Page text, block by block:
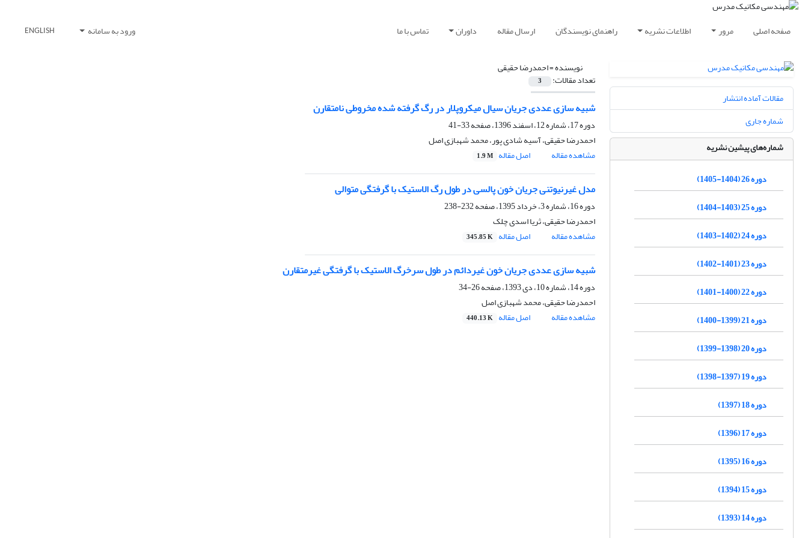
صفحه اصلی مرور اطلاعات نشریه راهنمای نویسندگان ارسال مقاله داوران تماس با ما ورود به سامانه ENGLISH
نویسنده =احمدرضا حقیقی
تعداد مقالات: 3
شبیه سازی عددی جریان سیال میکروپلار در رگ گرفته شده مخروطی نامتقارن
دوره 17، شماره 12، اسفند 1396، صفحه
33-41
احمدرضا حقیقی، آسیه شادی پور، محمد شهبازی اصل
مشاهده مقاله
اصل مقاله 1.9 M
مدل غیرنیوتنی جریان خون پالسی در طول رگ الاستیک با گرفتگی متوالی
دوره 16، شماره 3، خرداد 1395، صفحه
232-238
احمدرضا حقیقی، ثریا اسدی چلک
مشاهده مقاله
اصل مقاله 345.85 K
شبیه‏ سازی عددی جریان خون غیردائم در طول سرخرگ الاستیک با گرفتگی غیرمتقارن
دوره 14، شماره 10، دی 1393، صفحه
26-34
احمدرضا حقیقی، محمد شهبازی اصل
مشاهده مقاله
اصل مقاله 440.13 K
مقالات آماده انتشار
شماره جاری
شماره‌های پیشین نشریه
دوره 26 (1404-1405)
دوره 25 (1403-1404)
دوره 24 (1402-1403)
دوره 23 (1401-1402)
دوره 22 (1400-1401)
دوره 21 (1399-1400)
دوره 20 (1398-1399)
دوره 19 (1397-1398)
دوره 18 (1397)
دوره 17 (1396)
دوره 16 (1395)
دوره 15 (1394)
دوره 14 (1393)